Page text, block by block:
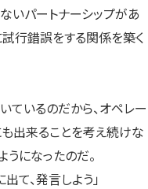
いパートナーシップがあ
行錯誤をする関係を築く
ているのだから、オペレー
出来ることを考え続けな
うになったのだ。
て、発言しよう」